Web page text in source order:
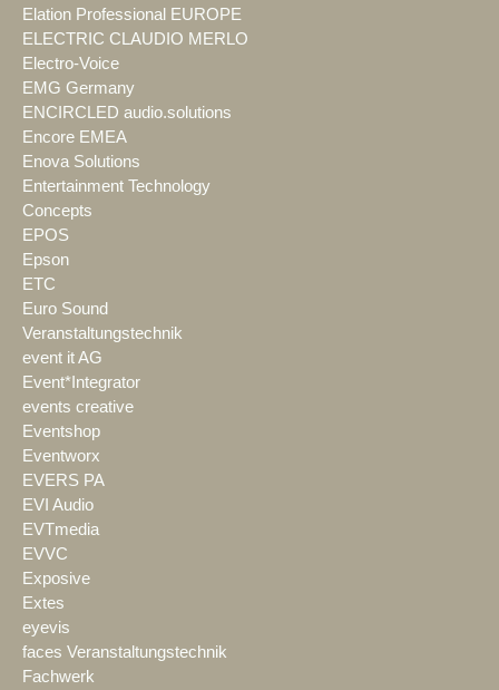
Elation Professional EUROPE
ELECTRIC CLAUDIO MERLO
Electro-Voice
EMG Germany
ENCIRCLED audio.solutions
Encore EMEA
Enova Solutions
Entertainment Technology
Concepts
EPOS
Epson
ETC
Euro Sound
Veranstaltungstechnik
event it AG
Event*Integrator
events creative
Eventshop
Eventworx
EVERS PA
EVI Audio
EVTmedia
EVVC
Exposive
Extes
eyevis
faces Veranstaltungstechnik
Fachwerk